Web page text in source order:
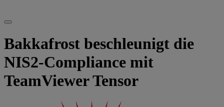
Bakkafrost beschleunigt die
NIS2-Compliance mit
TeamViewer Tensor